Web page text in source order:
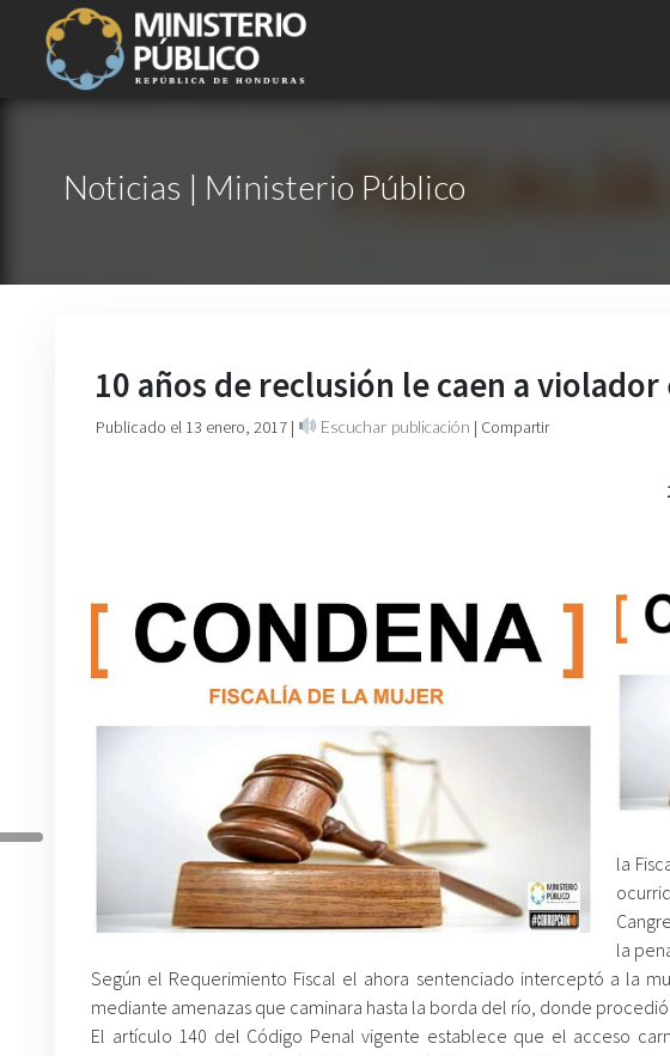
Noticias | Ministerio Público
10 años de reclusión le caen a violador
Publicado el 13 enero, 2017 | Escuchar publicación | Compartir
la
la
Según el Requerimiento Fiscal el ahora sentenciado interceptó a la
mediante amenazas que caminara hasta la borda del río, donde
El artículo 140 del Código Penal vigente establece que el acceso